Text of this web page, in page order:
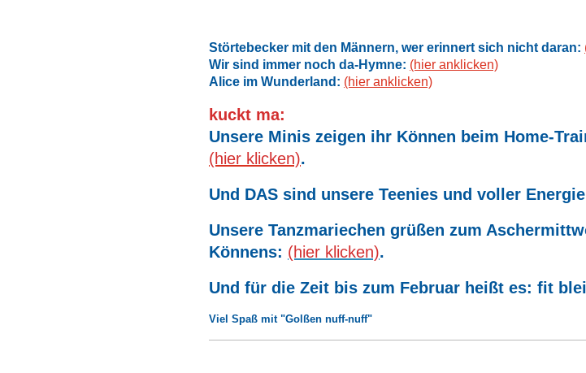
Störtebecker mit den Männern, wer erinnert sich nicht daran:
Wir sind immer noch da-Hymne: (hier anklicken)
Alice im Wunderland: (hier anklicken)
kuckt ma:
Unsere Minis zeigen ihr Können beim Home-
(hier klicken).
Und DAS sind unsere Teenies und voller
Unsere Tanzmariechen grüßen zum
Könnens: (hier klicken).
Und für die Zeit bis zum Februar heißt es: fit
Viel Spaß mit "Golßen nuff-nuff"